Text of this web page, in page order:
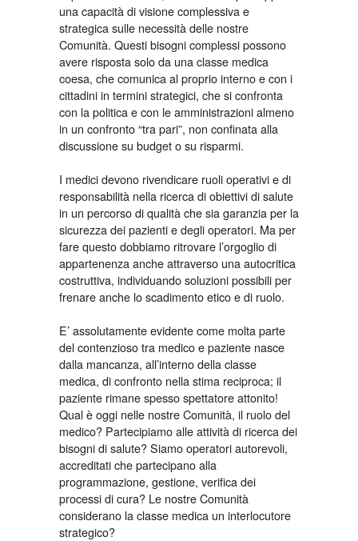
una capacità di visione complessiva e
strategica sulle necessità delle nostre
Comunità. Questi bisogni complessi possono
avere risposta solo da una classe medica
coesa, che comunica al proprio interno e con i
cittadini in termini strategici, che si confronta
con la politica e con le amministrazioni almeno
in un confronto “tra pari”, non confinata alla
discussione su budget o su risparmi.
I medici devono rivendicare ruoli operativi e di
responsabilità nella ricerca di obiettivi di salute
in un percorso di qualità che sia garanzia per la
sicurezza dei pazienti e degli operatori. Ma per
fare questo dobbiamo ritrovare l’orgoglio di
appartenenza anche attraverso una autocritica
costruttiva, individuando soluzioni possibili per
frenare anche lo scadimento etico e di ruolo.
E’ assolutamente evidente come molta parte
del contenzioso tra medico e paziente nasce
dalla mancanza, all’interno della classe
medica, di confronto nella stima reciproca; il
paziente rimane spesso spettatore attonito!
Qual è oggi nelle nostre Comunità, il ruolo del
medico? Partecipiamo alle attività di ricerca dei
bisogni di salute? Siamo operatori autorevoli,
accreditati che partecipano alla
programmazione, gestione, verifica dei
processi di cura? Le nostre Comunità
considerano la classe medica un interlocutore
strategico?